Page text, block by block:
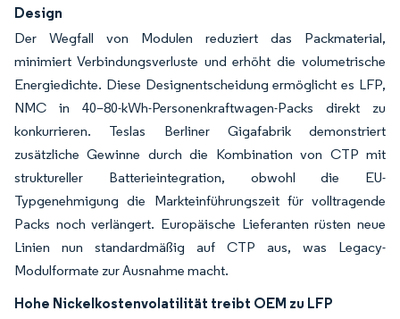
Design
Der Wegfall von Modulen reduziert das Packmaterial,
minimiert Verbindungsverluste und erhöht die volumetrische
Energiedichte. Diese Designentscheidung ermöglicht es LFP,
NMC in 40–80-kWh-Personenkraftwagen-Packs direkt zu
konkurrieren. Teslas Berliner Gigafabrik demonstriert
zusätzliche Gewinne durch die Kombination von CTP mit
struktureller Batterieintegration, obwohl die EU-
Typgenehmigung die Markteinführungszeit für volltragende
Packs noch verlängert. Europäische Lieferanten rüsten neue
Linien nun standardmäßig auf CTP aus, was Legacy-
Modulformate zur Ausnahme macht.
Hohe Nickelkostenvolatilität treibt OEM zu LFP